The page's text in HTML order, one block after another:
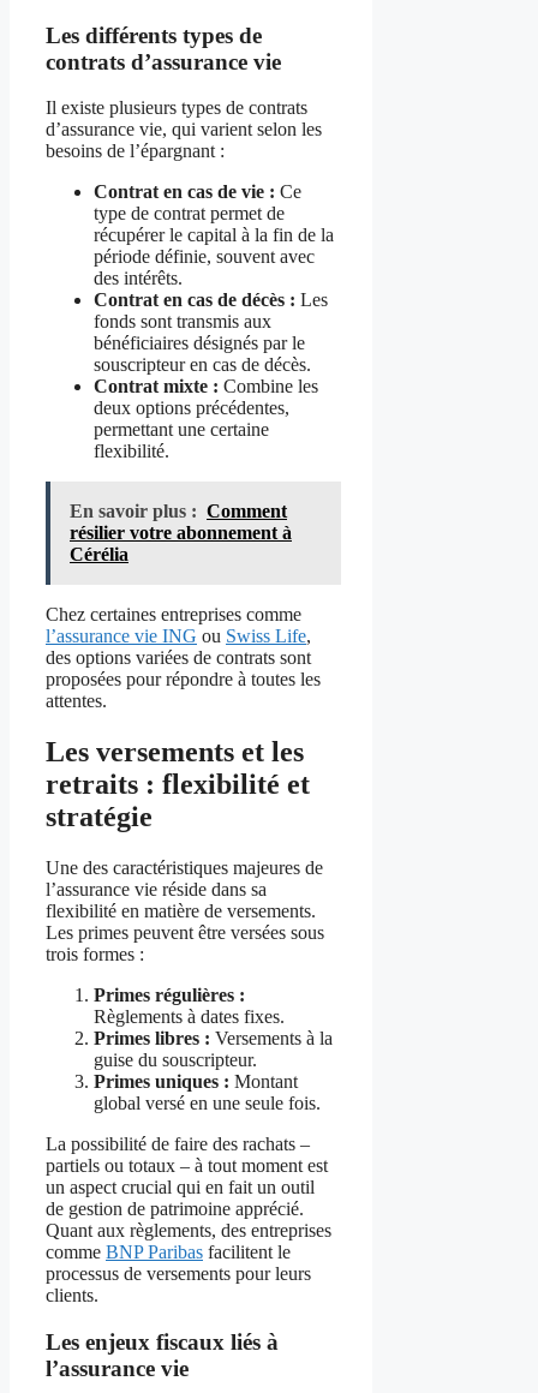
Les différents types de
contrats d’assurance vie
Il existe plusieurs types de contrats
d’assurance vie, qui varient selon les
besoins de l’épargnant :
Contrat en cas de vie : Ce
type de contrat permet de
récupérer le capital à la fin de la
période définie, souvent avec
des intérêts.
Contrat en cas de décès : Les
fonds sont transmis aux
bénéficiaires désignés par le
souscripteur en cas de décès.
Contrat mixte : Combine les
deux options précédentes,
permettant une certaine
flexibilité.
En savoir plus : Comment
résilier votre abonnement à
Cérélia
Chez certaines entreprises comme
l’assurance vie ING ou Swiss Life,
des options variées de contrats sont
proposées pour répondre à toutes les
attentes.
Les versements et les
retraits : flexibilité et
stratégie
Une des caractéristiques majeures de
l’assurance vie réside dans sa
flexibilité en matière de versements.
Les primes peuvent être versées sous
trois formes :
Primes régulières :
Règlements à dates fixes.
Primes libres : Versements à la
guise du souscripteur.
Primes uniques : Montant
global versé en une seule fois.
La possibilité de faire des rachats –
partiels ou totaux – à tout moment est
un aspect crucial qui en fait un outil
de gestion de patrimoine apprécié.
Quant aux règlements, des entreprises
comme BNP Paribas facilitent le
processus de versements pour leurs
clients.
Les enjeux fiscaux liés à
l’assurance vie